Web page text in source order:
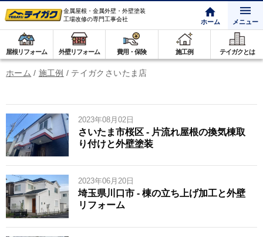
金属屋根・金属外壁・外壁塗装
工場改修の専門工事会社
ホーム メニュー
屋根リフォーム 外壁リフォーム 費用・保険 施工例 テイガクとは
ホーム / 施工例 / テイガクさいたま店
2023年08月02日
さいたま市桜区 - 片流れ屋根の換気棟取
り付けと外壁塗装
2023年06月20日
埼玉県川口市 - 棟の立ち上げ加工と外壁
リフォーム